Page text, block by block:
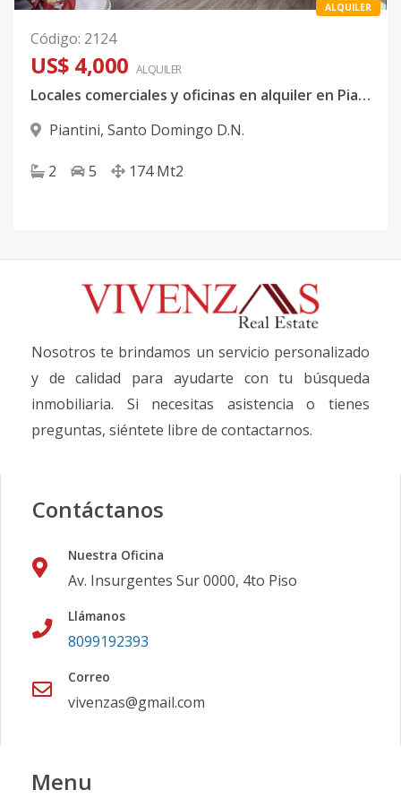
ALQUILER
Código: 2124
US$ 4,000 ALQUILER
Locales comerciales y oficinas en alquiler en Piantini, Santo Domingo – US$4,000
Piantini, Santo Domingo D.N.
2 5 174 Mt2
Nosotros te brindamos un servicio personalizado
y de calidad para ayudarte con tu búsqueda
inmobiliaria. Si necesitas asistencia o tienes
preguntas, siéntete libre de contactarnos.
Contáctanos
Nuestra Oficina
Av. Insurgentes Sur 0000, 4to Piso
Llámanos
8099192393
Correo
vivenzas@gmail.com
Menu